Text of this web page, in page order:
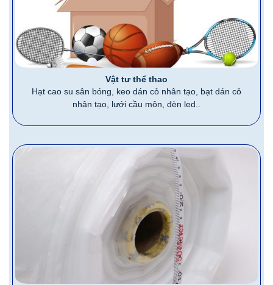
Vật tư thể thao
Hạt cao su sân bóng, keo dán cỏ nhân tạo, bạt dán cỏ
nhân tạo, lưới cầu môn, đèn led..